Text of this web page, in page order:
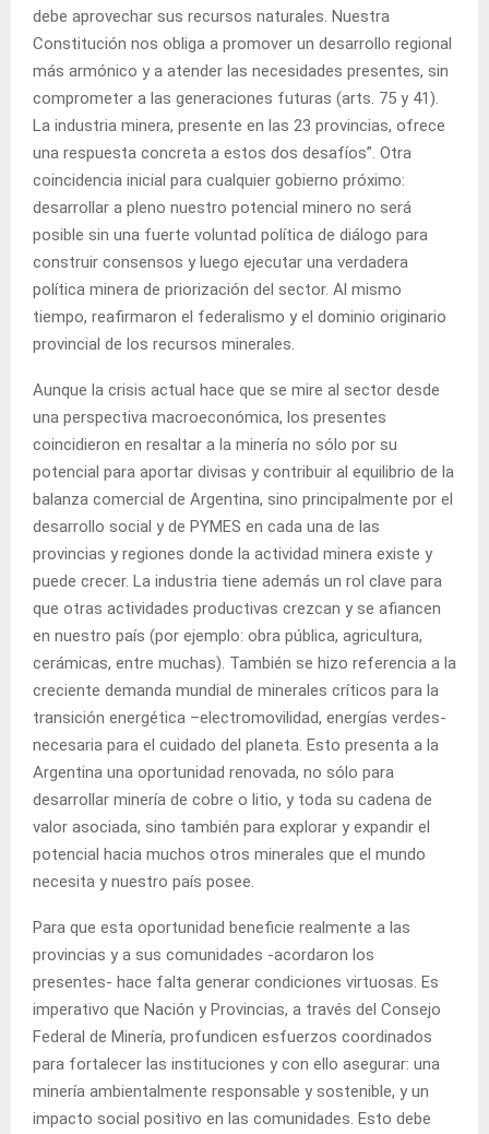
debe aprovechar sus recursos naturales. Nuestra
Constitución nos obliga a promover un desarrollo regional
más armónico y a atender las necesidades presentes, sin
comprometer a las generaciones futuras (arts. 75 y 41).
La industria minera, presente en las 23 provincias, ofrece
una respuesta concreta a estos dos desafíos”. Otra
coincidencia inicial para cualquier gobierno próximo:
desarrollar a pleno nuestro potencial minero no será
posible sin una fuerte voluntad política de diálogo para
construir consensos y luego ejecutar una verdadera
política minera de priorización del sector. Al mismo
tiempo, reafirmaron el federalismo y el dominio originario
provincial de los recursos minerales.
Aunque la crisis actual hace que se mire al sector desde
una perspectiva macroeconómica, los presentes
coincidieron en resaltar a la minería no sólo por su
potencial para aportar divisas y contribuir al equilibrio de la
balanza comercial de Argentina, sino principalmente por el
desarrollo social y de PYMES en cada una de las
provincias y regiones donde la actividad minera existe y
puede crecer. La industria tiene además un rol clave para
que otras actividades productivas crezcan y se afiancen
en nuestro país (por ejemplo: obra pública, agricultura,
cerámicas, entre muchas). También se hizo referencia a la
creciente demanda mundial de minerales críticos para la
transición energética –electromovilidad, energías verdes-
necesaria para el cuidado del planeta. Esto presenta a la
Argentina una oportunidad renovada, no sólo para
desarrollar minería de cobre o litio, y toda su cadena de
valor asociada, sino también para explorar y expandir el
potencial hacia muchos otros minerales que el mundo
necesita y nuestro país posee.
Para que esta oportunidad beneficie realmente a las
provincias y a sus comunidades -acordaron los
presentes- hace falta generar condiciones virtuosas. Es
imperativo que Nación y Provincias, a través del Consejo
Federal de Minería, profundicen esfuerzos coordinados
para fortalecer las instituciones y con ello asegurar: una
minería ambientalmente responsable y sostenible, y un
impacto social positivo en las comunidades. Esto debe